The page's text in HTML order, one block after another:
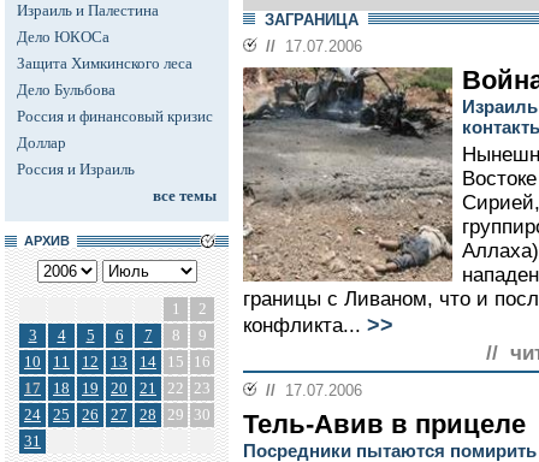
Израиль и Палестина
Дело ЮКОСа
Защита Химкинского леса
Дело Бульбова
Россия и финансовый кризис
Доллар
Россия и Израиль
все темы
АРХИВ
1
2
3
4 5 6 7 8
9
10
11 12 13 14 15
16
17
18 19 20 21 22 23
24
25 26 27 28 29
30
31
ЗАГРАНИЦА
// 17.07.2006
границы с Ливаном, что и
конфликта... >>
//
// 17.07.2006
Тель-Авив в прицеле
Посредники пытаются